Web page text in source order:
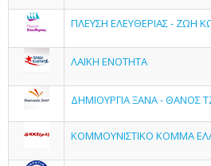
ΠΛΕΥΣΗ ΕΛΕΥΘΕΡΙΑΣ - ΖΩΗ
ΛΑΪΚΗ ΕΝΟΤΗΤΑ
ΔΗΜΙΟΥΡΓΙΑ ΞΑΝΑ - ΘΑΝΟΣ
ΚΟΜΜΟΥΝΙΣΤΙΚΟ ΚΟΜΜΑ